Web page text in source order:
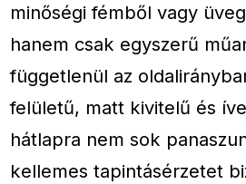
minőségi fémből vagy
hanem csak egyszerű
függetlenül az
felületű, matt kivitelű és
hátlapra nem sok
kellemes tapintásérzetet